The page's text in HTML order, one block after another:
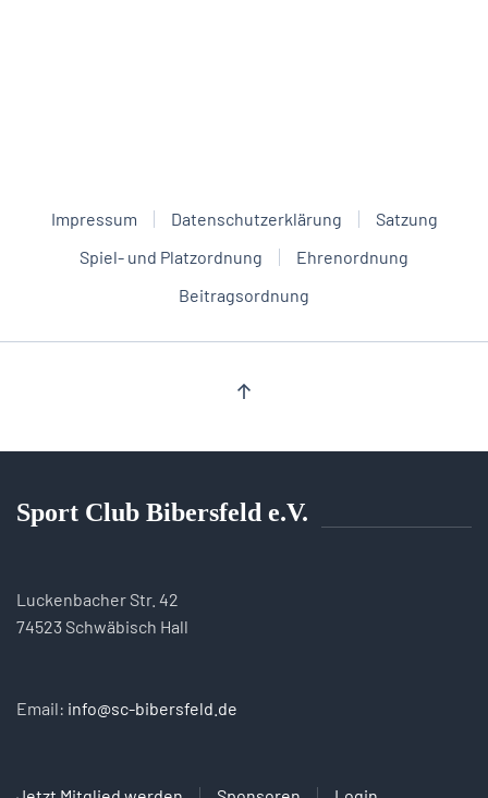
Impressum Datenschutzerklärung
Satzung
Spiel- und Platzordnung
Ehrenordnung
Beitragsordnung
Sport Club Bibersfeld e.V.
Luckenbacher Str. 42
74523 Schwäbisch Hall
Email: info@sc-bibersfeld.de